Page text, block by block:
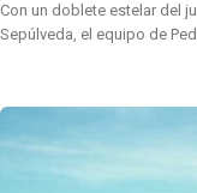
Con un doblete estelar del
Sepúlveda, el equipo de